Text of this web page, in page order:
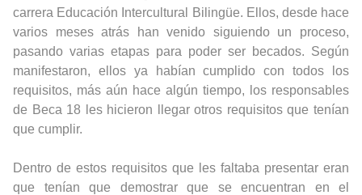
carrera Educación Intercultural Bilingüe. Ellos, desde hace
varios meses atrás han venido siguiendo un proceso,
pasando varias etapas para poder ser becados. Según
manifestaron, ellos ya habían cumplido con todos los
requisitos, más aún hace algún tiempo, los responsables
de Beca 18 les hicieron llegar otros requisitos que tenían
que cumplir.
Dentro de estos requisitos que les faltaba presentar eran
que tenían que demostrar que se encuentran en el